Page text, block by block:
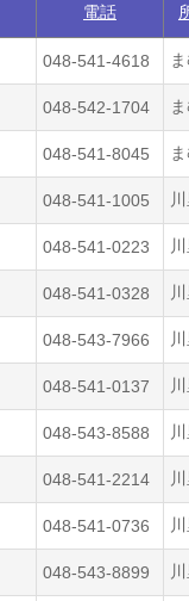
電話
048-541-4618
048-542-1704
048-541-8045
048-541-1005
048-541-0223
048-541-0328
048-543-7966
048-541-0137
048-543-8588
048-541-2214
048-541-0736
048-543-8899